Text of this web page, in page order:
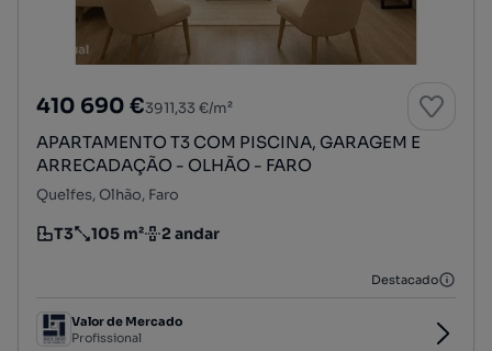
410 690 €3911,33 €/m²
APARTAMENTO T3 COM PISCINA, GARAGEM E
ARRECADAÇÃO - OLHÃO - FARO
Quelfes, Olhão, Faro
Tipologia
T3
Preço por metro quadrado
105 m²
Andar 2 andar
Destacado
Valor de Mercado
Profissional